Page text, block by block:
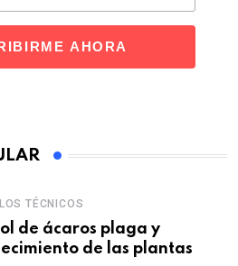
TÉCNICOS
de ácaros plaga y
de las plantas